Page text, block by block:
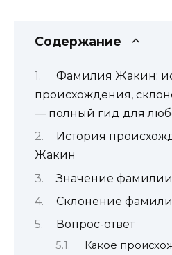
Содержание
Фамилия Жакин:
происхождения,
— полный гид для
История
Жакин
Значение
Склонение
Вопрос-ответ
Какое